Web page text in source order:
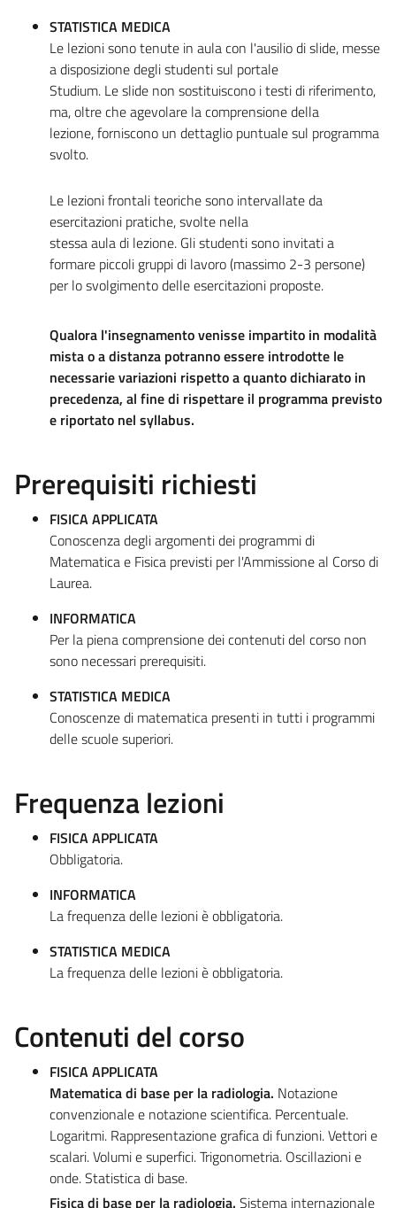
STATISTICA MEDICA
Le lezioni sono tenute in aula con l'ausilio di slide, messe
a disposizione degli studenti sul portale
Studium. Le slide non sostituiscono i testi di riferimento,
ma, oltre che agevolare la comprensione della
lezione, forniscono un dettaglio puntuale sul programma
svolto.
Le lezioni frontali teoriche sono intervallate da
esercitazioni pratiche, svolte nella
stessa aula di lezione. Gli studenti sono invitati a
formare piccoli gruppi di lavoro (massimo 2-3 persone)
per lo svolgimento delle esercitazioni proposte.
Qualora l'insegnamento venisse impartito in modalità
mista o a distanza potranno essere introdotte le
necessarie variazioni rispetto a quanto dichiarato in
precedenza, al fine di rispettare il programma previsto
e riportato nel syllabus.
Prerequisiti richiesti
FISICA APPLICATA
Conoscenza degli argomenti dei programmi di
Matematica e Fisica previsti per l'Ammissione al Corso di
Laurea.
INFORMATICA
Per la piena comprensione dei contenuti del corso non
sono necessari prerequisiti.
STATISTICA MEDICA
Conoscenze di matematica presenti in tutti i programmi
delle scuole superiori.
Frequenza lezioni
FISICA APPLICATA
Obbligatoria.
INFORMATICA
La frequenza delle lezioni è obbligatoria.
STATISTICA MEDICA
La frequenza delle lezioni è obbligatoria.
Contenuti del corso
FISICA APPLICATA
Matematica di base per la radiologia. Notazione
convenzionale e notazione scientifica. Percentuale.
Logaritmi. Rappresentazione grafica di funzioni. Vettori e
scalari. Volumi e superfici. Trigonometria. Oscillazioni e
onde. Statistica di base.
Fisica di base per la radiologia. Sistema internazionale